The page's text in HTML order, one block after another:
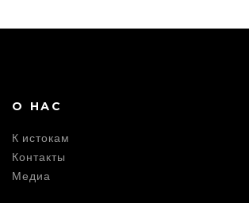
О НАС
К истокам
Контакты
Медиа